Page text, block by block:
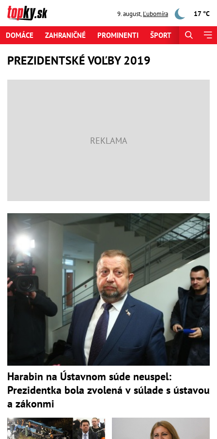
9. august,Ľubomíra 17 °C
DOMÁCE ZAHRANIČNÉ PROMINENTI ŠPORT
PREZIDENTSKÉ VOĽBY 2019
Harabin na Ústavnom súde neuspel:
Prezidentka bola zvolená v súlade s ústavou
a zákonmi